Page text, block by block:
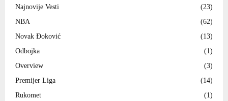
Najnovije Vesti
(23)
NBA
(62)
Novak Đoković
(13)
Odbojka
(1)
Overview
(3)
Premijer Liga
(14)
Rukomet
(1)